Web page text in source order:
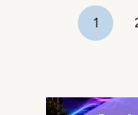
Paginering
Pagina
1